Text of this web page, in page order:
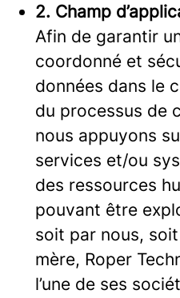
2. Champ
Afin de garantir
coordonné et
données dans le
du processus de
nous appuyons
services et/ou
des ressources
pouvant être
soit par nous,
mère, Roper
l’une de ses